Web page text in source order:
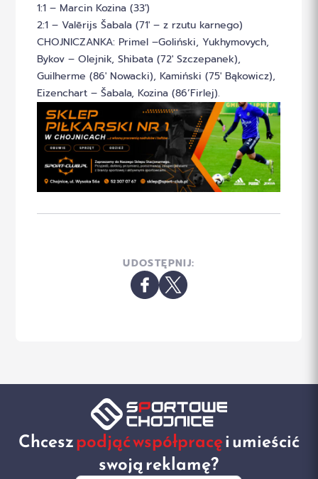
1:1 – Marcin Kozina (33′)
2:1 – Valērijs Šabala (71′ – z rzutu karnego)
CHOJNICZANKA: Primel –Goliński, Yukhymovych,
Bykov – Olejnik, Shibata (72′ Szczepanek),
Guilherme (86′ Nowacki), Kamiński (75′ Bąkowicz),
Eizenchart – Šabala, Kozina (86’Firlej).
UDOSTĘPNIJ:
Chceszpodjąć współpracęi umieścić
swoją reklamę?